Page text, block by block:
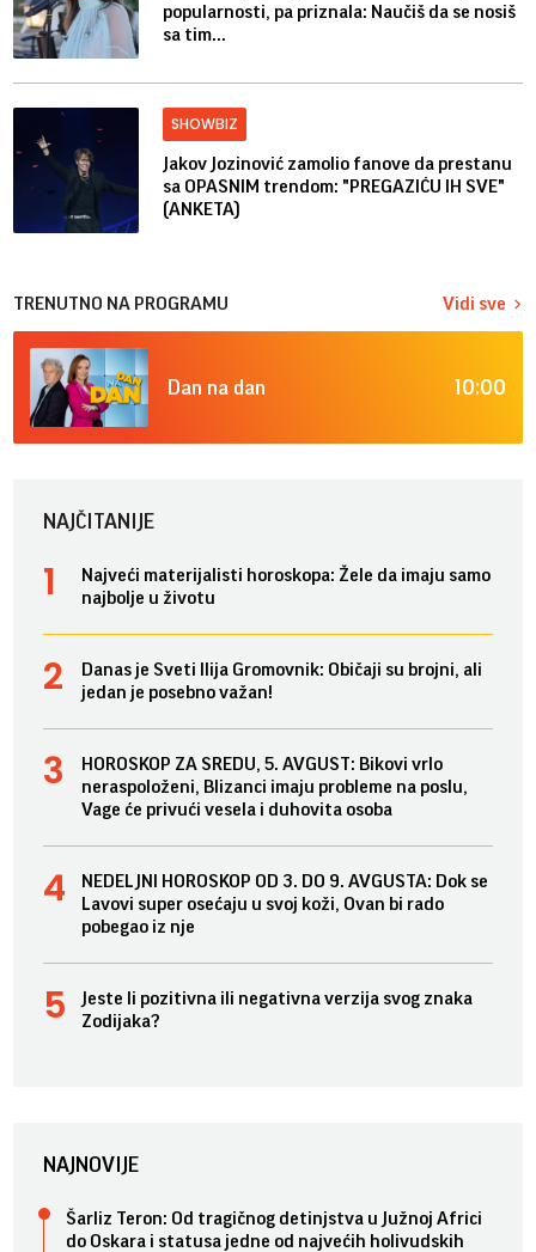
popularnosti, pa priznala: Naučiš da se nosiš
sa tim...
SHOWBIZ
Jakov Jozinović zamolio fanove da prestanu
sa OPASNIM trendom: "PREGAZIĆU IH SVE"
(ANKETA)
TRENUTNO NA PROGRAMU Vidi sve
Dan na dan 10:00
NAJČITANIJE
Najveći materijalisti horoskopa: Žele da imaju samo
najbolje u životu
Danas je Sveti Ilija Gromovnik: Običaji su brojni, ali
jedan je posebno važan!
HOROSKOP ZA SREDU, 5. AVGUST: Bikovi vrlo
neraspoloženi, Blizanci imaju probleme na poslu,
Vage će privući vesela i duhovita osoba
NEDELJNI HOROSKOP OD 3. DO 9. AVGUSTA: Dok se
Lavovi super osećaju u svoj koži, Ovan bi rado
pobegao iz nje
Jeste li pozitivna ili negativna verzija svog znaka
Zodijaka?
NAJNOVIJE
Šarliz Teron: Od tragičnog detinjstva u Južnoj Africi
do Oskara i statusa jedne od najvećih holivudskih